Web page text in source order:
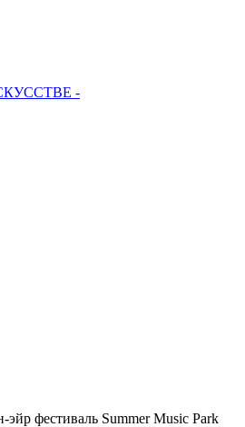
-
фестиваль Summer Music Park